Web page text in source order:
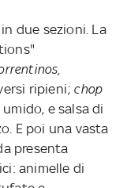
due sezioni. La
ripieni; chop
e salsa di
E poi una vasta
presenta
animelle di